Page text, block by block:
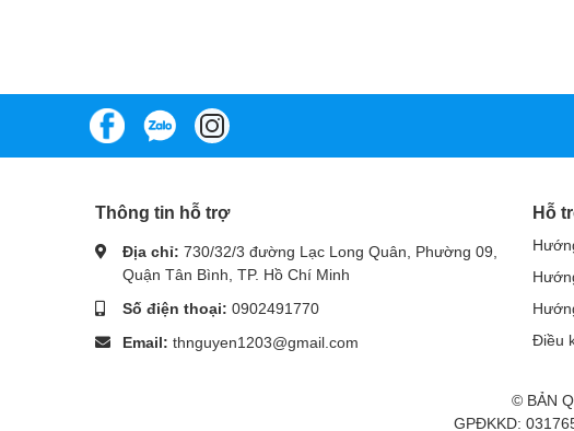
Thông tin hỗ trợ
Địa chỉ: 730/32/3 đường Lạc Long Quân, Phường 09,
Quận Tân Bình, TP. Hồ Chí Minh
Số điện thoại: 0902491770
Email: thnguyen1203@gmail.com
Hỗ
Điều
© BẢN
GPĐKKD: